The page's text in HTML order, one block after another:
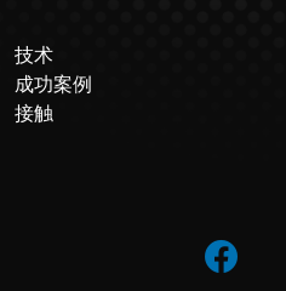
技术
成功案例
接触